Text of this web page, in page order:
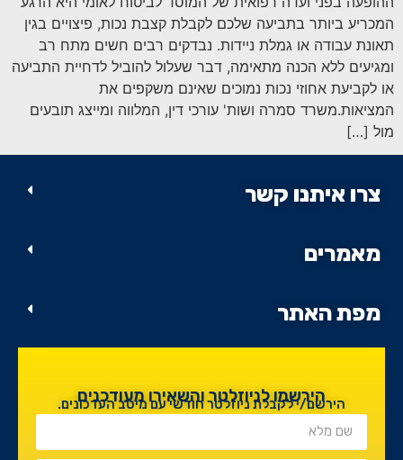
brightness_low ניגודיות כהה
font_download סמן קישורים
לאפס
את
האפשרויות
cached
המכריע ביותר בתביעה שלכם לקבלת קצבת נכות, פיצויים בגין
תאונת עבודה או גמלת ניידות. נבדקים רבים חשים מתח רב
ומגיעים ללא הכנה מתאימה, דבר שעלול להוביל לדחיית התביעה
או לקביעת אחוזי נכות נמוכים שאינם משקפים את
המציאות.משרד סמרה ושות' עורכי דין, המלווה ומייצג תובעים
מול […]
צרו איתנו קשר
מאמרים
מפת האתר
הירשמו לניוזלטר והשאירו מעודכנים
הירשם/י לקבלת ניוזלטר חודשי עם מיטב העדכונים.